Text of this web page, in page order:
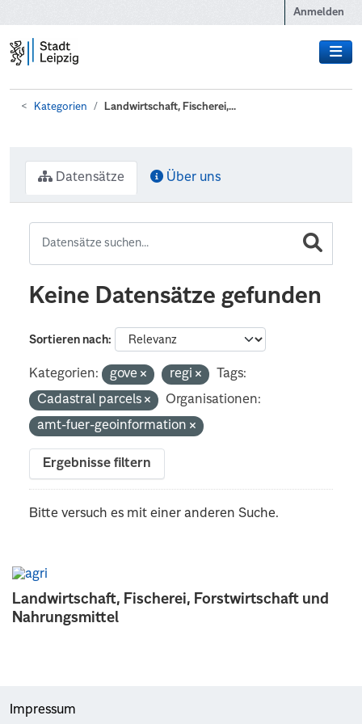
Anmelden
Kategorien Landwirtschaft, Fischerei,...
Landwirtschaft, Fischerei, Forstwirtschaft und
Nahrungsmittel
Datensätze Über uns
Keine Datensätze gefunden
Sortieren nach
Kategorien: gove regi
Tags:
Cadastral parcels
Organisationen:
amt-fuer-geoinformation
Ergebnisse filtern
Bitte versuch es mit einer anderen Suche.
Impressum